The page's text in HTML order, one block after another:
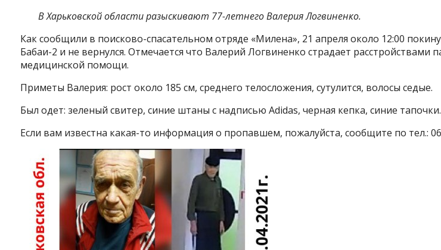
В Харьковской области разыскивают 77-летнего Валерия Логвиненко.
Как сообщили в поисково-спасательном отряде «Милена», 21 апреля около 12:00
Бабаи-2 и не вернулся. Отмечается что Валерий Логвиненко страдает расстройствами
медицинской помощи.
Приметы Валерия: рост около 185 см, среднего телосложения, сутулится, волосы седые.
Был одет: зеленый свитер, синие штаны с надписью Adidas, черная кепка, синие тапочки.
Если вам известна какая-то информация о пропавшем, пожалуйста, сообщите по тел.: